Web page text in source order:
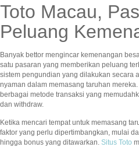
Toto Macau,
Peluang
Banyak bettor mengincar kemenangan
satu pasaran yang memberikan peluang
sistem pengundian yang dilakukan secara
nyaman dalam memasang taruhan
berbagai metode transaksi yang
dan withdraw.
Ketika mencari tempat untuk memasang
faktor yang perlu dipertimbangkan, mulai
hingga bonus yang ditawarkan. Situs Toto